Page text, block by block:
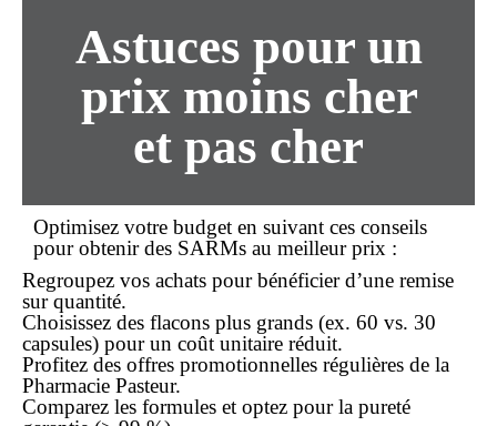
Astuces pour un
prix moins cher
et pas cher
Optimisez votre budget en suivant ces conseils
pour obtenir des SARMs au meilleur prix :
Regroupez vos achats pour bénéficier d’une remise
sur quantité.
Choisissez des flacons plus grands (ex. 60 vs. 30
capsules) pour un coût unitaire réduit.
Profitez des offres promotionnelles régulières de la
Pharmacie Pasteur.
Comparez les formules et optez pour la pureté